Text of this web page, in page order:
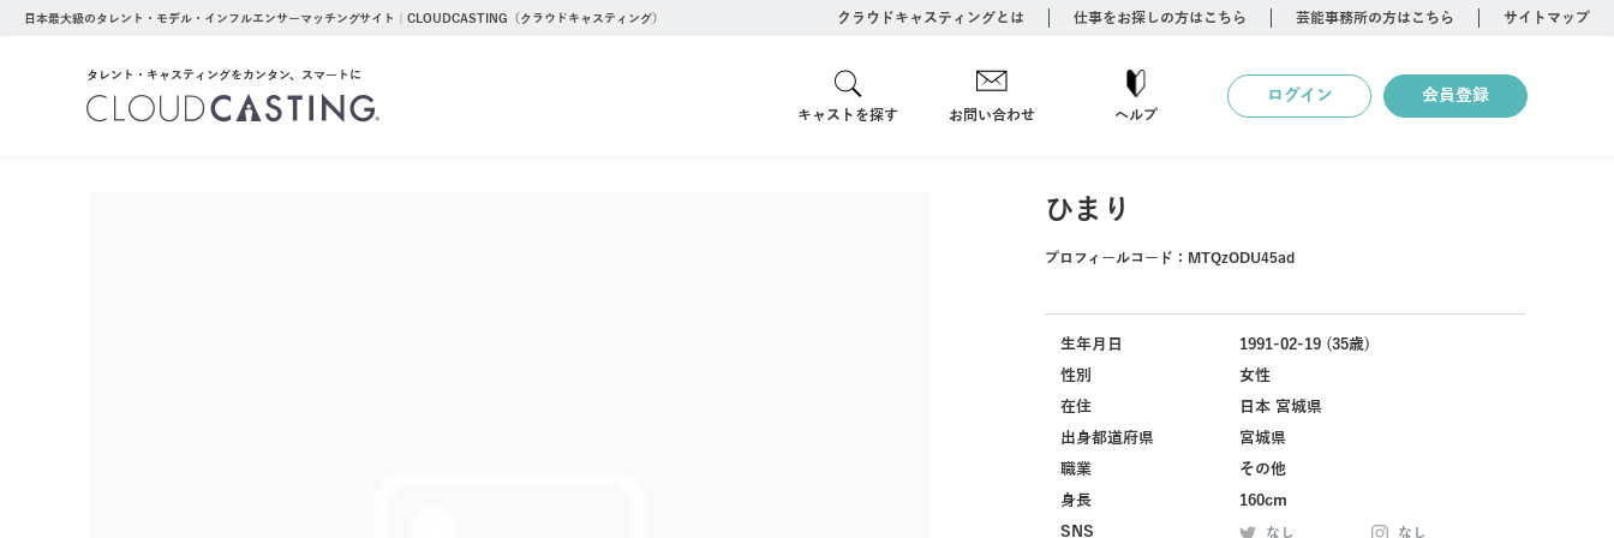
日本最大級のタレント・モデル・インフルエンサーマッチングサイト｜CLOUDCASTING（クラウドキャスティング） クラウドキャスティングとは 仕事をお探しの方はこちら 芸能事務所の方はこちら サイトマップ
タレント・キャスティングをカンタン、スマートに
キャストを探す お問い合わせ ヘルプ
ログイン 会員登録
ひまり
プロフィールコード： MTQzODU45ad
生年月日
1991-02-19 (35歳)
性別
女性
在住
日本 宮城県
出身都道府県
宮城県
職業
その他
身長
160cm
SNS
なし なし